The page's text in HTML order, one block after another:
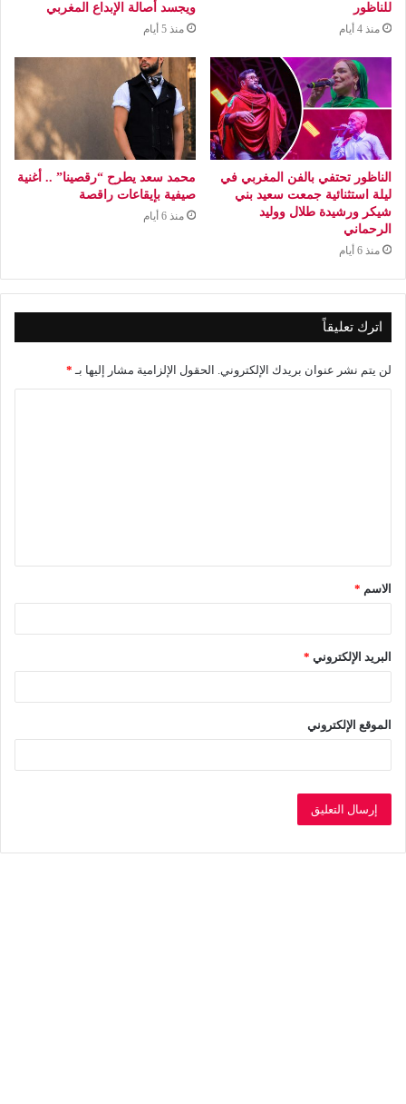
للناظور
منذ 4 أيام
ويجسد أصالة الإبداع المغربي
منذ 5 أيام
الناظور تحتفي بالفن المغربي في
ليلة استثنائية جمعت سعيد بني
شيكر ورشيدة طلال ووليد
الرحماني
منذ 6 أيام
محمد سعد يطرح “رقصينا” .. أغنية
صيفية بإيقاعات راقصة
منذ 6 أيام
اترك تعليقاً
لن يتم نشر عنوان بريدك الإلكتروني. الحقول الإلزامية مشار إليها بـ *
ق
*الاسم *
البريد الإلكتروني *
الموقع الإلكتروني